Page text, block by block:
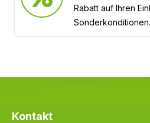
Rabatt auf Ihren
Sonderkonditionen.
Kontakt